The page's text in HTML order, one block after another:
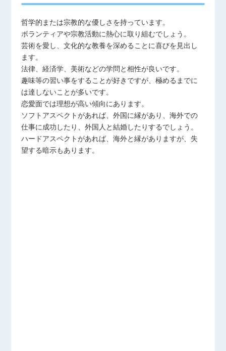
哲学的または宗教的な優しさを持っています。
ボランティアや宗教活動に熱心に取り組むでしょう。
芸術を愛し、文化的な教養を深めることに喜びを見出し
ます。
法律、経済学、美術などの学問と相性が良いです。
趣味等の習い事をすることが好きですが、極めるまでに
は達しないことが多いです。
恋愛面では理想が高い傾向にあります。
ソフトアスペクトがあれば、外国に縁があり、海外での
仕事に成功したり、外国人と結婚したりするでしょう。
ハードアスペクトがあれば、海外と縁がありますが、失
望する暗示もあります。